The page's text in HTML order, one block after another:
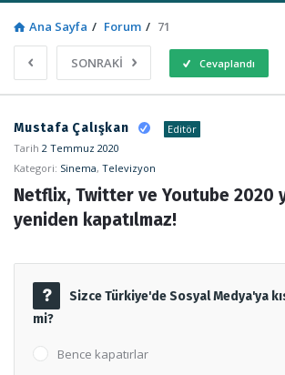
Ana Sayfa / Forum / 71
SONRAKİ Cevaplandı
Sosyal
Kaynak
Latest
Forum
Mustafa Çalışkan
Editör
Tarih 2 Temmuz 2020
Kategori: Sinema, Televizyon
Netflix, Twitter ve Youtube 2020
yeniden kapatılmaz!
Sizce Türkiye'de Sosyal Medya'ya
mi?
Bence kapatırlar